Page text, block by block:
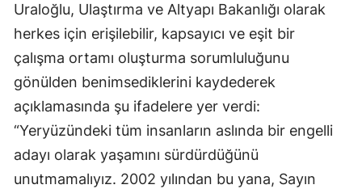
Uraloğlu, Ulaştırma ve Altyapı Bakanlığı olarak
herkes için erişilebilir, kapsayıcı ve eşit bir
çalışma ortamı oluşturma sorumluluğunu
gönülden benimsediklerini kaydederek
açıklamasında şu ifadelere yer verdi:
“Yeryüzündeki tüm insanların aslında bir engelli
adayı olarak yaşamını sürdürdüğünü
unutmamalıyız. 2002 yılından bu yana, Sayın